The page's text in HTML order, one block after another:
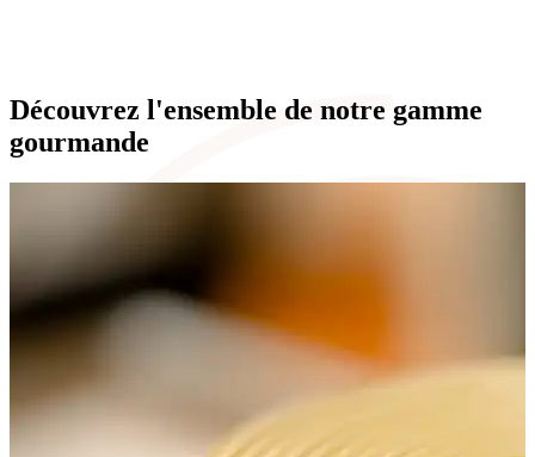
Découvrez l'ensemble de notre gamme
gourmande